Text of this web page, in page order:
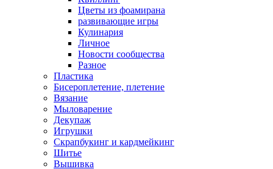
Цветы из фоамирана
развивающие игры
Кулинария
Личное
Новости сообщества
Разное
Пластика
Бисероплетение, плетение
Вязание
Мыловарение
Декупаж
Игрушки
Скрапбукинг и кардмейкинг
Шитье
Вышивка